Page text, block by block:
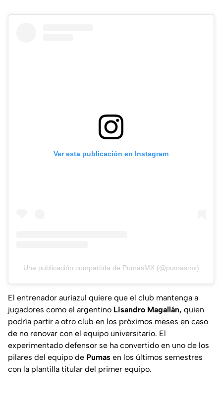
Ver esta publicación en Instagram
Una publicación compartida de PumasMX (@pumasmx)
El entrenador auriazul quiere que el club mantenga a
jugadores como el argentino Lisandro Magallán, quien
podría partir a otro club en los próximos meses en caso
de no renovar con el equipo universitario. El
experimentado defensor se ha convertido en uno de los
pilares del equipo de Pumas en los últimos semestres
con la plantilla titular del primer equipo.